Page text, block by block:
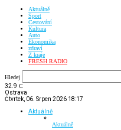
Aktuálně
Sport
Cestování
Kultura
Auto
Ekonomika
zdraví
Z kraje
FRESH RADIO
Hledej
32.9 C
Ostrava
Čtvrtek, 06. Srpen 2026 18:17
Aktuálně
Aktuálně